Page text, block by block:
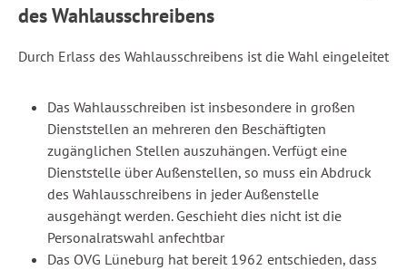
des Wahlausschreibens
Durch Erlass des Wahlausschreibens ist die Wahl eingeleitet
Das Wahlausschreiben ist insbesondere in großen
Dienststellen an mehreren den Beschäftigten
zugänglichen Stellen auszuhängen. Verfügt eine
Dienststelle über Außenstellen, so muss ein Abdruck
des Wahlausschreibens in jeder Außenstelle
ausgehängt werden. Geschieht dies nicht ist die
Personalratswahl anfechtbar
Das OVG Lüneburg hat bereit 1962 entschieden, dass